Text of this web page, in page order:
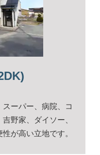
ーパー、病院、コ
野家、ダイソー、
が高い立地です。